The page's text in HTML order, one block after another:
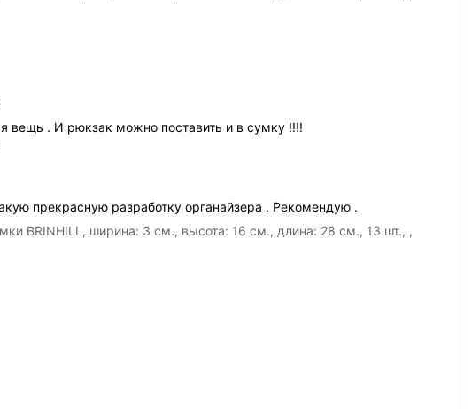
вещь . И рюкзак можно поставить и в сумку !!!!
прекрасную разработку органайзера . Рекомендую .
BRINHILL, ширина: 3 см., высота: 16 см., длина: 28 см., 13 шт., ,